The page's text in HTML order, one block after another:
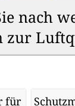
nach
zur
für